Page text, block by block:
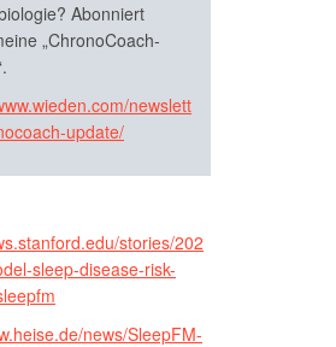
Abonniert
„ChronoCoach-
newslett
update/
stories/202
sleep-disease-risk-
news/SleepFM-